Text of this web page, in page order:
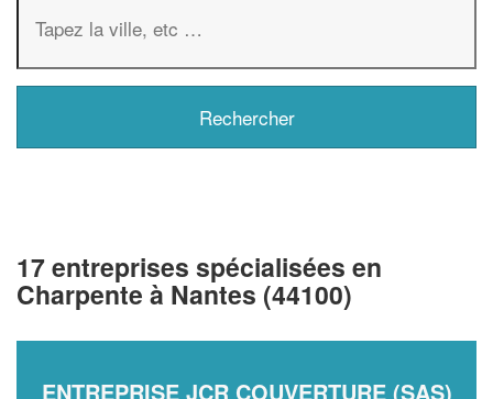
17 entreprises spécialisées en
Charpente à Nantes (44100)
ENTREPRISE JCR COUVERTURE (SAS)